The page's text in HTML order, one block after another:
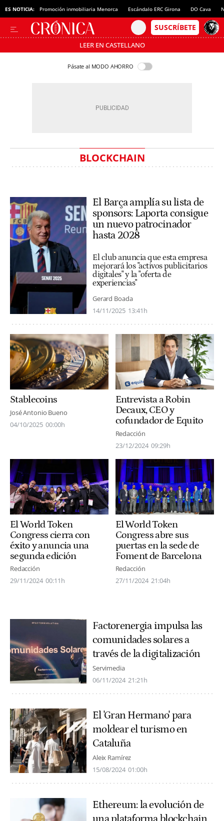
ES NOTICIA: Promoción inmobiliaria Menorca Escándalo ERC Girona DO Cava
LEER EN CASTELLANO
Pásate al MODO AHORRO
BLOCKCHAIN
El Barça amplía su lista de
sponsors: Laporta consigue
un nuevo patrocinador
hasta 2028
El club anuncia que esta empresa
mejorará los "activos publicitarios
digitales" y la "oferta de
experiencias"
Gerard Boada
14/11/2025 13:41h
Stablecoins
José Antonio Bueno
04/10/2025 00:00h
Entrevista a Robin
Decaux, CEO y
cofundador de Equito
Redacción
23/12/2024 09:29h
El World Token
Congress cierra con
éxito y anuncia una
segunda edición
Redacción
29/11/2024 00:11h
El World Token
Congress abre sus
puertas en la sede de
Foment de Barcelona
Redacción
27/11/2024 21:04h
Factorenergia impulsa las
comunidades solares a
través de la digitalización
Servimedia
06/11/2024 21:21h
El 'Gran Hermano' para
moldear el turismo en
Cataluña
Aleix Ramírez
15/08/2024 01:00h
Ethereum: la evolución de